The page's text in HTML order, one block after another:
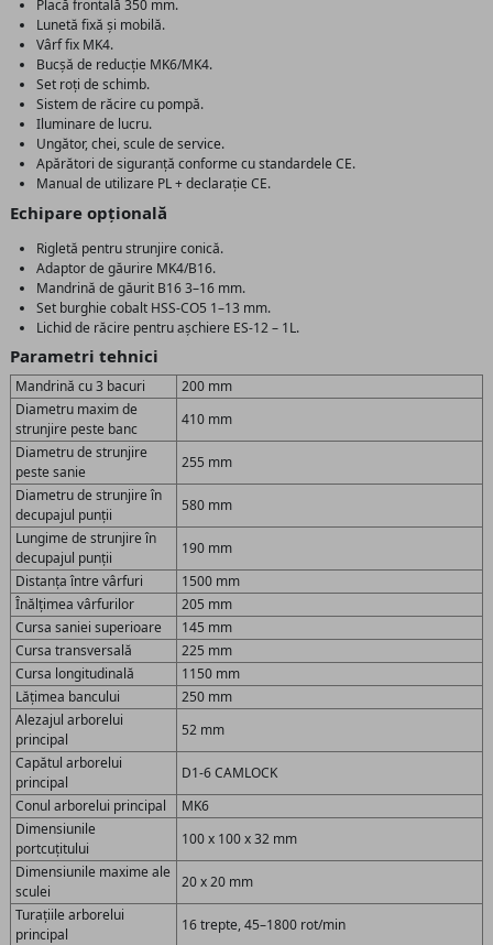
Placă frontală 350 mm.
Lunetă fixă și mobilă.
Vârf fix MK4.
Bucșă de reducție MK6/MK4.
Set roți de schimb.
Sistem de răcire cu pompă.
Iluminare de lucru.
Ungător, chei, scule de service.
Apărători de siguranță conforme cu standardele CE.
Manual de utilizare PL + declarație CE.
Echipare opțională
Rigletă pentru strunjire conică.
Adaptor de găurire MK4/B16.
Mandrină de găurit B16 3–16 mm.
Set burghie cobalt HSS-CO5 1–13 mm.
Lichid de răcire pentru așchiere ES-12 – 1L.
Parametri tehnici
Mandrină cu 3 bacuri
200 mm
Diametru maxim de
strunjire peste banc
410 mm
Diametru de strunjire
peste sanie
255 mm
Diametru de strunjire în
decupajul punții
580 mm
Lungime de strunjire în
decupajul punții
190 mm
Distanța între vârfuri
1500 mm
Înălțimea vârfurilor
205 mm
Cursa saniei superioare
145 mm
Cursa transversală
225 mm
Cursa longitudinală
1150 mm
Lățimea bancului
250 mm
Alezajul arborelui
principal
52 mm
Capătul arborelui
principal
D1-6 CAMLOCK
Conul arborelui principal
MK6
Dimensiunile
portcuțitului
100 x 100 x 32 mm
Dimensiunile maxime ale
sculei
20 x 20 mm
Turațiile arborelui
principal
16 trepte, 45–1800 rot/min